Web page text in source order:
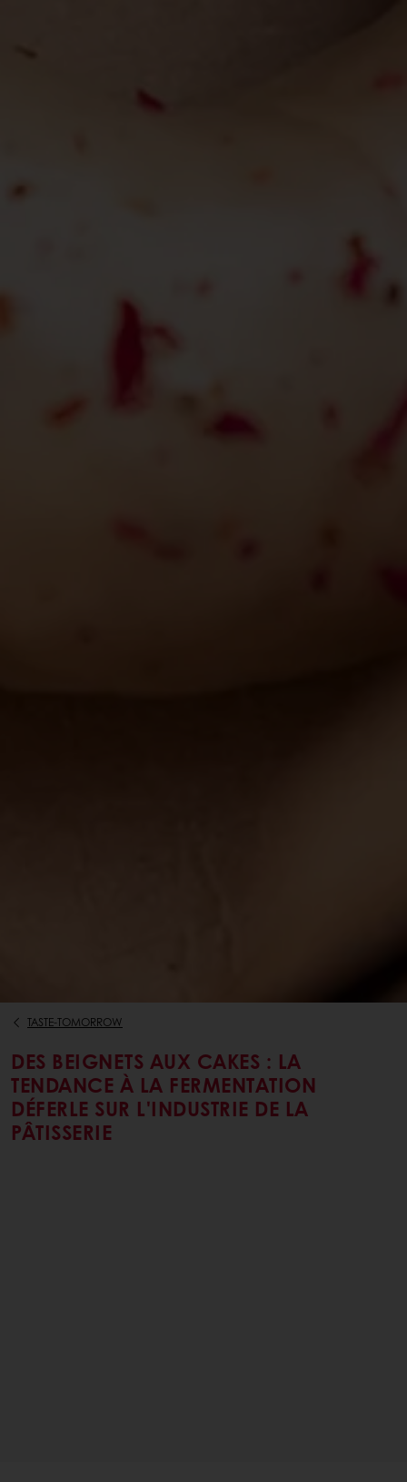
TASTE-TOMORROW
DES BEIGNETS AUX CAKES : LA
TENDANCE À LA FERMENTATION
DÉFERLE SUR L'INDUSTRIE DE LA
PÂTISSERIE